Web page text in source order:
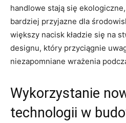
handlowe stają się
bardziej ⁢przyjazne dla
większy nacisk kładzie się na
designu, który⁢ przyciągnie
niezapomniane wrażenia‌
Wykorzystanie
‌technologii w